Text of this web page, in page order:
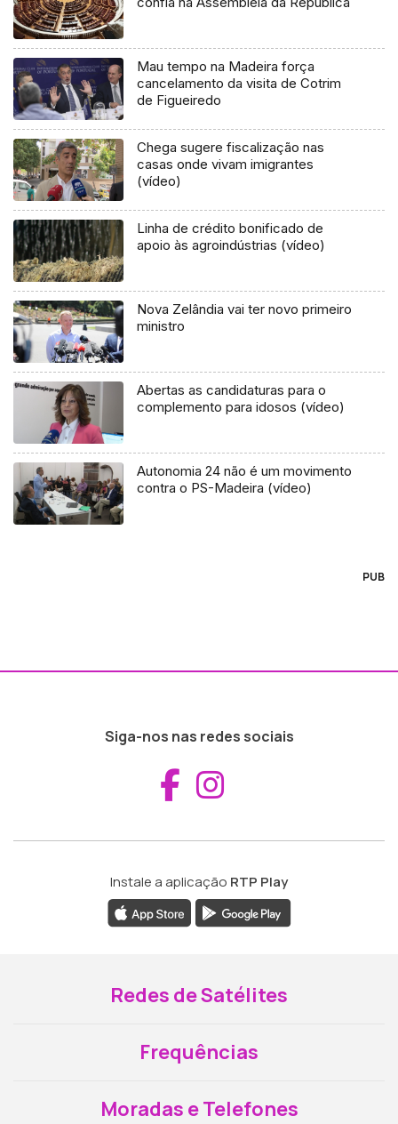
Mau tempo na Madeira força
cancelamento da visita de Cotrim
de Figueiredo
Chega sugere fiscalização nas
casas onde vivam imigrantes
(vídeo)
Linha de crédito bonificado de
apoio às agroindústrias (vídeo)
Nova Zelândia vai ter novo primeiro
ministro
Abertas as candidaturas para o
complemento para idosos (vídeo)
Autonomia 24 não é um movimento
contra o PS-Madeira (vídeo)
PUB
Siga-nos nas redes sociais
Aceder ao
Instale a aplicação RTP Play
Redes de Satélites
Frequências
Moradas e Telefones